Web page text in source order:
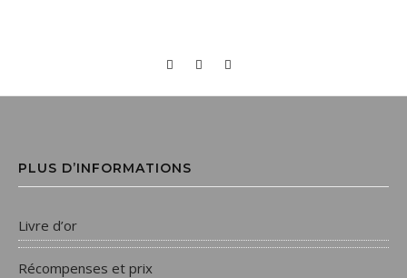
PLUS D’INFORMATIONS
Livre d’or
Récompenses et prix